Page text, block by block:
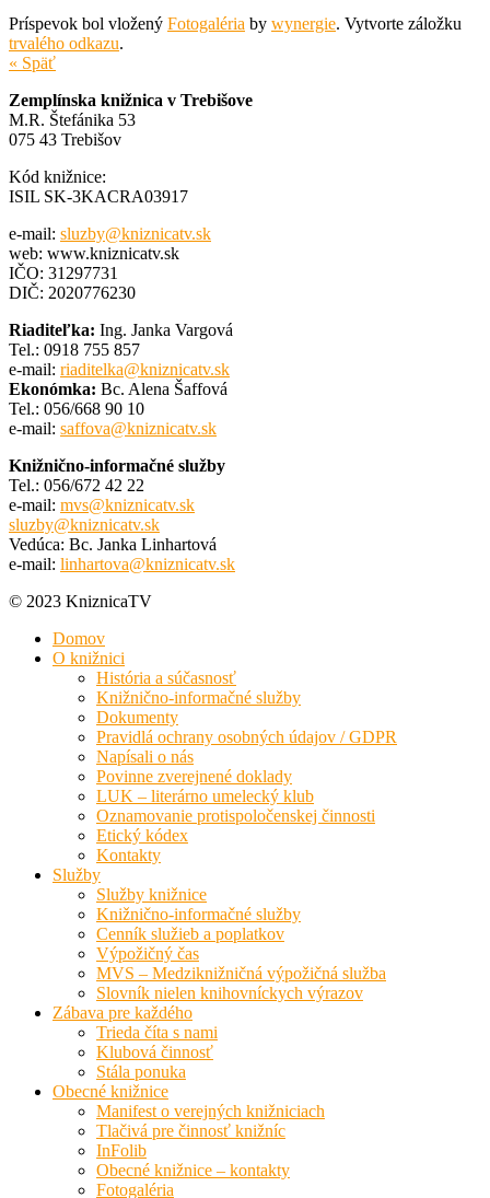
Príspevok bol vložený Fotogaléria by wynergie. Vytvorte záložku
trvalého odkazu.
« Späť
Zemplínska knižnica v Trebišove
M.R. Štefánika 53
075 43 Trebišov
Kód knižnice:
ISIL SK-3KACRA03917
e-mail: sluzby@kniznicatv.sk
web: www.kniznicatv.sk
IČO: 31297731
DIČ: 2020776230
Riaditeľka: Ing. Janka Vargová
Tel.: 0918 755 857
e-mail: riaditelka@kniznicatv.sk
Ekonómka: Bc. Alena Šaffová
Tel.: 056/668 90 10
e-mail: saffova@kniznicatv.sk
Knižnično-informačné služby
Tel.: 056/672 42 22
e-mail: mvs@kniznicatv.sk
sluzby@kniznicatv.sk
Vedúca: Bc. Janka Linhartová
e-mail: linhartova@kniznicatv.sk
© 2023 KniznicaTV
Domov
O knižnici
História a súčasnosť
Knižnično-informačné služby
Dokumenty
Pravidlá ochrany osobných údajov / GDPR
Napísali o nás
Povinne zverejnené doklady
LUK – literárno umelecký klub
Oznamovanie protispoločenskej činnosti
Etický kódex
Kontakty
Služby
Služby knižnice
Knižnično-informačné služby
Cenník služieb a poplatkov
Výpožičný čas
MVS – Medziknižničná výpožičná služba
Slovník nielen knihovníckych výrazov
Zábava pre každého
Trieda číta s nami
Klubová činnosť
Stála ponuka
Obecné knižnice
Manifest o verejných knižniciach
Tlačivá pre činnosť knižníc
InFolib
Obecné knižnice – kontakty
Fotogaléria